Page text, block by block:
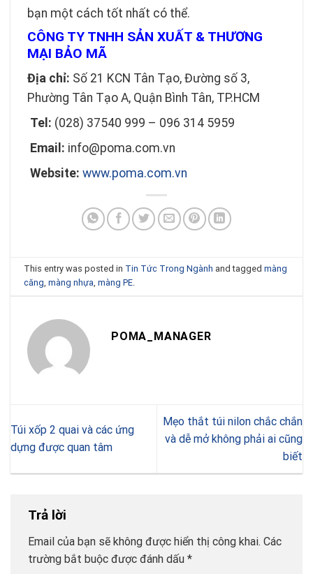
bạn một cách tốt nhất có thể.
CÔNG TY TNHH SẢN XUẤT & THƯƠNG
MẠI BẢO MÃ
Địa chỉ: Số 21 KCN Tân Tạo, Đường số 3,
Phường Tân Tạo A, Quận Bình Tân, TP.HCM
Tel: (028) 37540 999 – 096 314 5959
Email: info@poma.com.vn
Website: www.poma.com.vn
This entry was posted in Tin Tức Trong Ngành and taggedmàng
căng ,màng nhựa ,màng PE
POMA_MANAGER
Túi xốp 2 quai và các ứng
dựng được quan tâm
Mẹo thắt túi nilon chắc chắn
và dễ mở không phải ai cũng
biết
Trả lời
Email của bạn sẽ không được hiển thị công khai. Các
trường bắt buộc được đánh dấu *